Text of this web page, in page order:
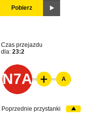
Pobierz
Czas przejazdu
dla: 23:2
N7A A
Poprzednie przystanki